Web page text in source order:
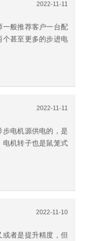
2022-11-11
一般推荐客户一台配
个甚至更多的步进电
2022-11-11
电机源供电的，是
电机转子也是鼠笼式
2022-11-10
者是提升精度，但